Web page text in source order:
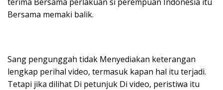
Bersama memaki balik.
Sang pengunggah tidak Menyediakan keterangan
lengkap perihal video, termasuk kapan hal itu terjadi.
Tetapi jika dilihat Di petunjuk Di video, peristiwa itu